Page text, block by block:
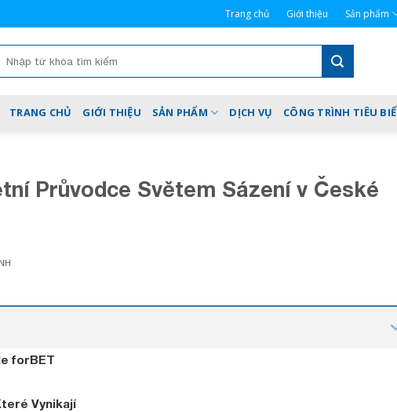
Trang chủ Giới thiệu Sản phẩm
kiếm:
TRANG CHỦ GIỚI THIỆU SẢN PHẨM DỊCH VỤ CÔNG TRÌNH TIÊU
Průvodce Světem Sázení v České
forBET
Vynikají